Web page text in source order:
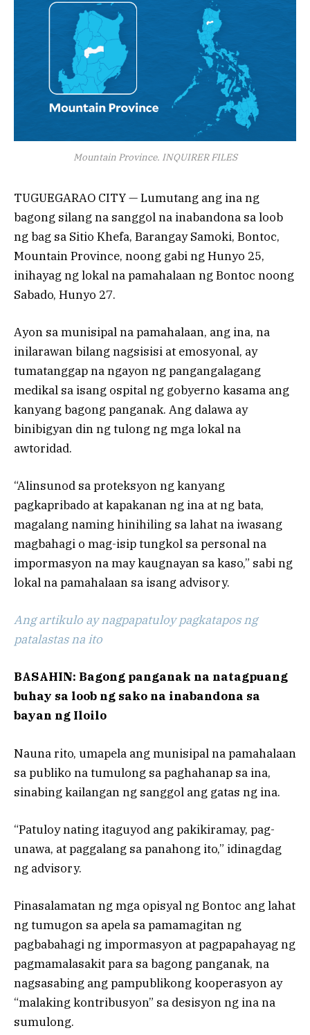
Mountain Province. INQUIRER FILES
TUGUEGARAO CITY — Lumutang ang ina ng
bagong silang na sanggol na inabandona sa loob
ng bag sa Sitio Khefa, Barangay Samoki, Bontoc,
Mountain Province, noong gabi ng Hunyo 25,
inihayag ng lokal na pamahalaan ng Bontoc noong
Sabado, Hunyo 27.
Ayon sa munisipal na pamahalaan, ang ina, na
inilarawan bilang nagsisisi at emosyonal, ay
tumatanggap na ngayon ng pangangalagang
medikal sa isang ospital ng gobyerno kasama ang
kanyang bagong panganak. Ang dalawa ay
binibigyan din ng tulong ng mga lokal na
awtoridad.
“Alinsunod sa proteksyon ng kanyang
pagkapribado at kapakanan ng ina at ng bata,
magalang naming hinihiling sa lahat na iwasang
magbahagi o mag-isip tungkol sa personal na
impormasyon na may kaugnayan sa kaso,” sabi ng
lokal na pamahalaan sa isang advisory.
Ang artikulo ay nagpapatuloy pagkatapos ng
patalastas na ito
BASAHIN: Bagong panganak na natagpuang
buhay sa loob ng sako na inabandona sa
bayan ng Iloilo
Nauna rito, umapela ang munisipal na pamahalaan
sa publiko na tumulong sa paghahanap sa ina,
sinabing kailangan ng sanggol ang gatas ng ina.
“Patuloy nating itaguyod ang pakikiramay, pag-
unawa, at paggalang sa panahong ito,” idinagdag
ng advisory.
Pinasalamatan ng mga opisyal ng Bontoc ang lahat
ng tumugon sa apela sa pamamagitan ng
pagbabahagi ng impormasyon at pagpapahayag ng
pagmamalasakit para sa bagong panganak, na
nagsasabing ang pampublikong kooperasyon ay
“malaking kontribusyon” sa desisyon ng ina na
sumulong.